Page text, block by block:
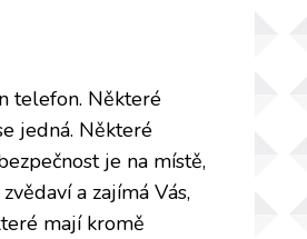
telefon. Některé
jedná. Některé
je na místě,
a zajímá Vás,
mají kromě